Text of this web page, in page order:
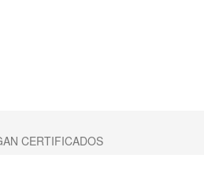
CERTIFICADOS